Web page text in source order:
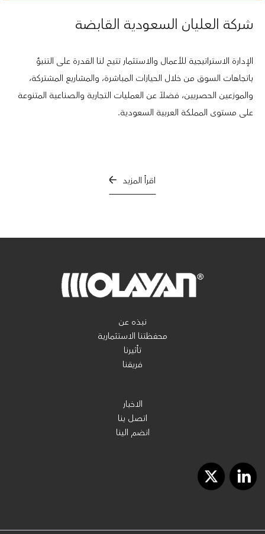
شركة العليان السعودية القابضة
الإدارة الاستراتيجية للأعمال والاستثمار تتيح لنا القدرة على التنبؤ
باتجاهات السوق من خلال الحيازات المباشرة، والمشاريع المشتركة،
والموزعين الحصريين، فضلاً عن العمليات التجارية والصناعية المتنوعة
على مستوى المملكة العربية السعودية.
اقرأ المزيد
نبذه عن
محفظتنا الاستثمارية
تأثيرنا
فريقنا
الاخبار
اتصل بنا
انضم الينا